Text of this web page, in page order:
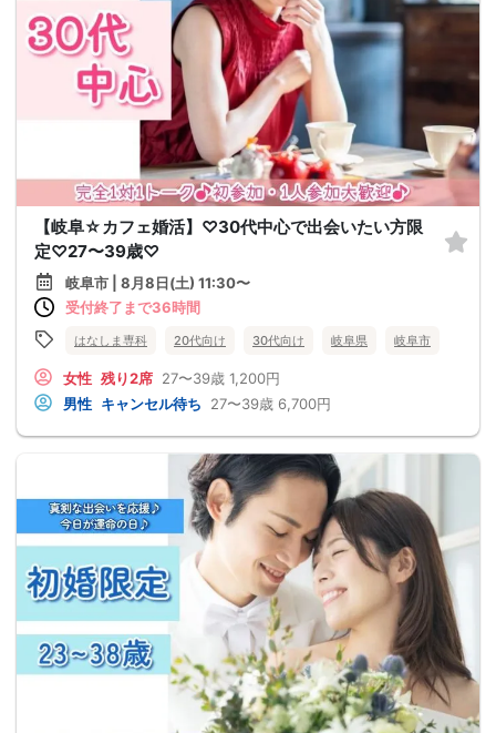
【岐阜☆カフェ婚活】♡30代中心で出会いたい方限
定♡27〜39歳♡
岐阜市 | 8月8日(土) 11:30〜
受付終了まで36時間
はなしま専科 20代向け 30代向け 岐阜県 岐阜市
女性 残り2席 27〜39歳 1,200円
男性 キャンセル待ち 27〜39歳 6,700円